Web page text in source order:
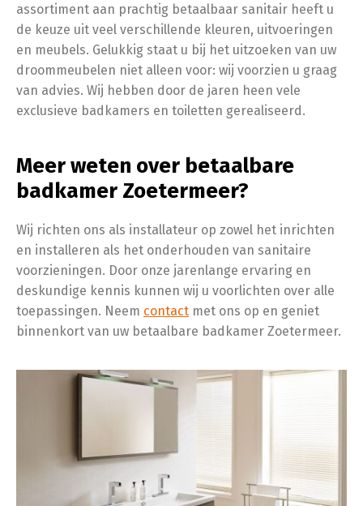
assortiment aan prachtig betaalbaar sanitair heeft u
de keuze uit veel verschillende kleuren, uitvoeringen
en meubels. Gelukkig staat u bij het uitzoeken van uw
droommeubelen niet alleen voor: wij voorzien u graag
van advies. Wij hebben door de jaren heen vele
exclusieve badkamers en toiletten gerealiseerd.
Meer weten over betaalbare
badkamer Zoetermeer?
Wij richten ons als installateur op zowel het inrichten
en installeren als het onderhouden van sanitaire
voorzieningen. Door onze jarenlange ervaring en
deskundige kennis kunnen wij u voorlichten over alle
toepassingen. Neem contact met ons op en geniet
binnenkort van uw betaalbare badkamer Zoetermeer.